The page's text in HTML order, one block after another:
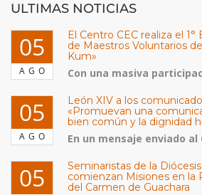
ULTIMAS NOTICIAS
05
AGO
El Centro CEC realiza el
de Maestros Voluntarios
Kum»
Con una masiva
05
AGO
León XIV a los
«Promuevan una
bien común y la dignidad
En un mensaje enviado al
05
Seminaristas de la
comienzan Misiones en la
del Carmen de Guachara